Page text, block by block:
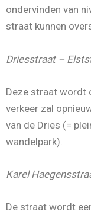
ondervinden van
straat kunnen
Driesstraat –
Deze straat wordt
verkeer zal
van de Dries (=
wandelpark).
Karel
De straat wordt